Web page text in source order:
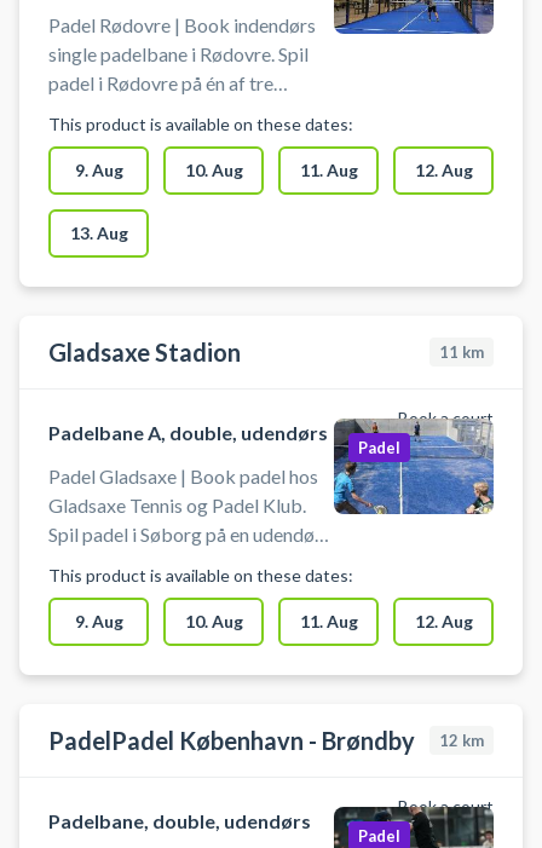
Padel Rødovre | Book indendørs
single padelbane i Rødovre. Spil
padel i Rødovre på én af tre
singlebaner hos ViPadel Rødovre
– The Factory beliggende på
Valhøjs Allé 180, 2610 Rødovre.
Perfekt til 1-mod-1 matches,
double (særlig for nybegyndere),
tekniktræning eller sjove
Factory tilbyder gratis parkering
This product is available on these dates:
9. Aug 10. Aug 11. Aug 12. Aug
13. Aug
Gladsaxe Stadion 11 km
Book a court
Padelbane A, double, udendørs
Padel Gladsaxe | Book padel hos
Gladsaxe Tennis og Padel Klub.
Spil padel i Søborg på en udendørs
adgang til padelbanen
umiddelbart efter din booking.
Gratis parkering ved Gladsaxe
padel bane, som du finder ved
200A, 2860 Søborg - lige ved AB
Bagsværd, Mørkhøj, Herlev og
Padel
This product is available on these dates:
9. Aug 10. Aug 11. Aug 12. Aug
PadelPadel København - Brøndby 12 km
Book a court
Padelbane, double, udendørs
Padel